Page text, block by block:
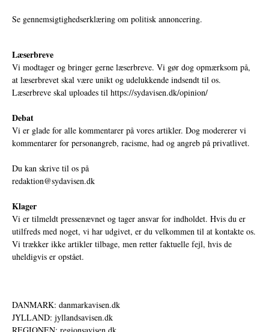
Se gennemsigtighedserklæring om politisk annoncering.
Læserbreve
Vi modtager og bringer gerne læserbreve. Vi gør dog opmærksom på,
at læserbrevet skal være unikt og udelukkende indsendt til os.
Læserbreve skal uploades til https://sydavisen.dk/opinion/
Debat
Vi er glade for alle kommentarer på vores artikler. Dog modererer vi
kommentarer for personangreb, racisme, had og angreb på privatlivet.
Du kan skrive til os på
redaktion@sydavisen.dk
Klager
Vi er tilmeldt pressenævnet og tager ansvar for indholdet. Hvis du er
utilfreds med noget, vi har udgivet, er du velkommen til at kontakte os.
Vi trækker ikke artikler tilbage, men retter faktuelle fejl, hvis de
uheldigvis er opstået.
DANMARK: danmarkavisen.dk
JYLLAND: jyllandsavisen.dk
REGIONEN: regionsavisen.dk